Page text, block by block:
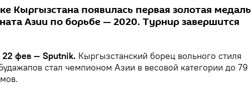
Кыргызстана появилась первая золотая медаль
Азии по борьбе — 2020. Турнир завершится
фев — Sputnik. Кыргызстанский борец вольного стиля
стал чемпионом Азии в весовой категории до 79